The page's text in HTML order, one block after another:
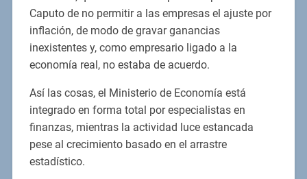
Caputo de no permitir a las empresas el ajuste por
inflación, de modo de gravar ganancias
inexistentes y, como empresario ligado a la
economía real, no estaba de acuerdo.
Así las cosas, el Ministerio de Economía está
integrado en forma total por especialistas en
finanzas, mientras la actividad luce estancada
pese al crecimiento basado en el arrastre
estadístico.